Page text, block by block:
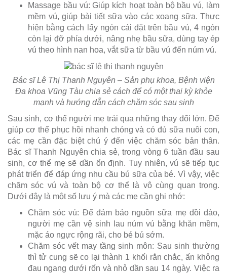
Massage bầu vú: Giúp kích hoạt toàn bộ bầu vú, làm
mềm vú, giúp bài tiết sữa vào các xoang sữa. Thực
hiện bằng cách lấy ngón cái đặt trên bầu vú, 4 ngón
còn lại đỡ phía dưới, nâng nhẹ bầu sữa, dùng tay ép
vú theo hình nan hoa, vắt sữa từ bầu vú đến núm vú.
Bác sĩ Lê Thị Thanh Nguyên – Sản phụ khoa, Bệnh viện
Đa khoa Vũng Tàu chia sẻ cách để có một thai kỳ khỏe
mạnh và hướng dẫn cách chăm sóc sau sinh
Sau sinh, cơ thể người mẹ trải qua những thay đổi lớn. Để
giúp cơ thể phục hồi nhanh chóng và có đủ sữa nuôi con,
các mẹ cần đặc biệt chú ý đến việc chăm sóc bản thân.
Bác sĩ Thanh Nguyên chia sẻ, trong vòng 6 tuần đầu sau
sinh, cơ thể mẹ sẽ dần ổn định. Tuy nhiên, vú sẽ tiếp tục
phát triển để đáp ứng nhu cầu bú sữa của bé. Vì vậy, việc
chăm sóc vú và toàn bộ cơ thể là vô cùng quan trọng.
Dưới đây là một số lưu ý mà các mẹ cần ghi nhớ:
Chăm sóc vú: Để đảm bảo nguồn sữa mẹ dồi dào,
người mẹ cần vệ sinh lau núm vú bằng khăn mềm,
mặc áo ngực rộng rãi, cho bé bú sớm.
Chăm sóc vết may tầng sinh môn: Sau sinh thường
thì tử cung sẽ co lại thành 1 khối rắn chắc, ấn không
đau ngang dưới rốn và nhỏ dần sau 14 ngày. Việc ra